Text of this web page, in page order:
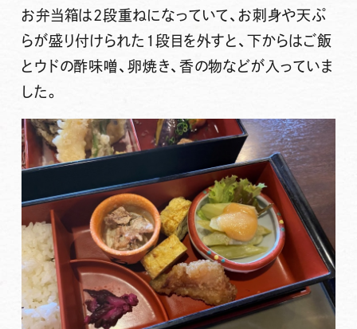
お弁当箱は2段重ねになっていて、お刺身や天ぷ
らが盛り付けられた1段目を外すと、下からはご飯
とウドの酢味噌、卵焼き、香の物などが入っていま
した。